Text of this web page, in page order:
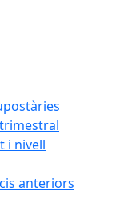
i nivell
anteriors